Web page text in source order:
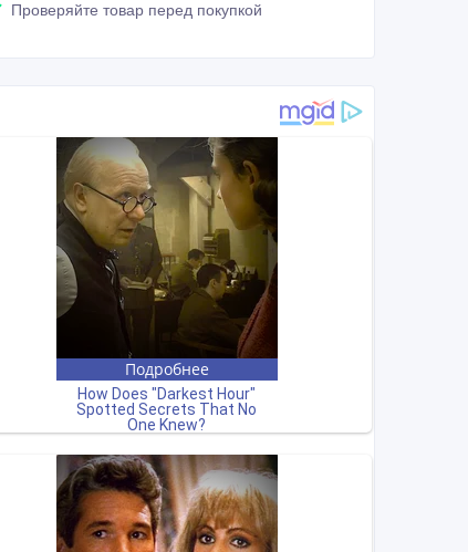
Проверяйте товар перед покупкой